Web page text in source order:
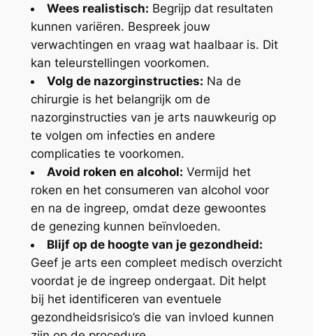
Wees realistisch: Begrijp dat resultaten
kunnen variëren. Bespreek jouw
verwachtingen en vraag wat haalbaar is. Dit
kan teleurstellingen voorkomen.
Volg de nazorginstructies: Na de
chirurgie is het belangrijk om de
nazorginstructies van je arts nauwkeurig op
te volgen om infecties en andere
complicaties te voorkomen.
Avoid roken en alcohol: Vermijd het
roken en het consumeren van alcohol voor
en na de ingreep, omdat deze gewoontes
de genezing kunnen beïnvloeden.
Blijf op de hoogte van je gezondheid:
Geef je arts een compleet medisch overzicht
voordat je de ingreep ondergaat. Dit helpt
bij het identificeren van eventuele
gezondheidsrisico’s die van invloed kunnen